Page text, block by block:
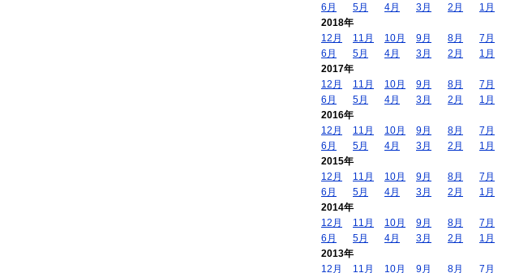
6月
5月 4月 3月 2月
1月
2018年
12月
11月 10月 9月 8月
7月
6月
5月 4月 3月 2月
1月
2017年
12月
11月 10月 9月 8月
7月
6月
5月 4月 3月 2月
1月
2016年
12月
11月 10月 9月 8月
7月
6月
5月 4月 3月 2月
1月
2015年
12月
11月 10月 9月 8月
7月
6月
5月 4月 3月 2月
1月
2014年
12月
11月 10月 9月 8月
7月
6月
5月 4月 3月 2月
1月
2013年
12月
11月 10月 9月 8月 7月